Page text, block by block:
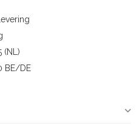
(NL)
BE/DE